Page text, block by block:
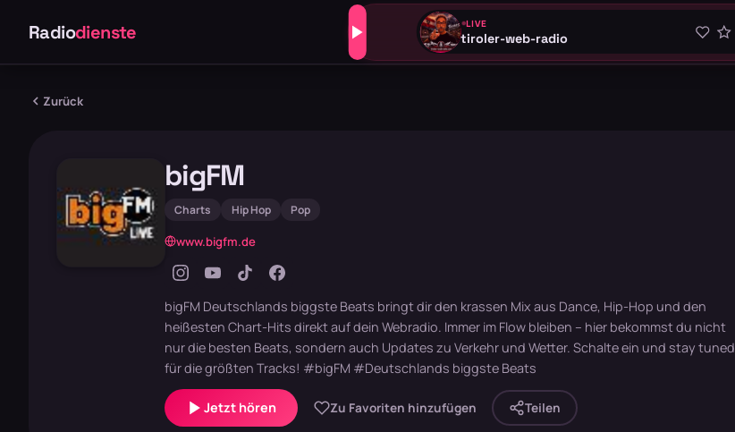
Radiodienste LIVE
tiroler-web-radio
Zurück
bigFM
Charts Hip Hop Pop
www.bigfm.de
bigFM Deutschlands biggste Beats bringt dir den krassen Mix aus Dance, Hip-Hop und den
heißesten Chart-Hits direkt auf dein Webradio. Immer im Flow bleiben – hier bekommst du nicht
nur die besten Beats, sondern auch Updates zu Verkehr und Wetter. Schalte ein und stay tuned
für die größten Tracks! #bigFM #Deutschlands biggste Beats
Jetzt hören Zu Favoriten hinzufügen Teilen